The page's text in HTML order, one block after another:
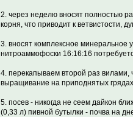
2. через неделю вносят полностью
корня, что приводит к ветвистости,
3. вносят комплексное минеральное
нитроаммофоски 16:16:16
4. перекапываем второй раз вилами,
выращивание на приподнятых
5. посев - никогда не сеем дайкон
(0,33 л) пивной бутылки - почва на